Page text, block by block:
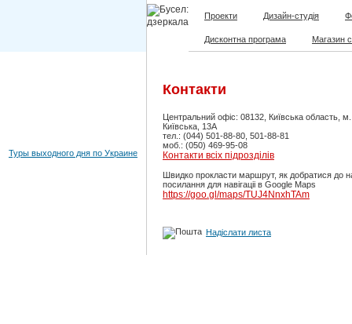
Проекти Дизайн-студія
Дисконтна програма Магазин
Туры выходного дня по Украине
Контакти
Центральний офіс: 08132, Київська область,
Київська, 13А
тел.: (044) 501-88-80, 501-88-81
моб.: (050) 469-95-08
Контакти всіх підрозділів
Швидко прокласти маршрут, як добратися до
посилання для навігаціі в Google Maps
https://goo.gl/maps/TUJ4NnxhTAm
Надіслати листа